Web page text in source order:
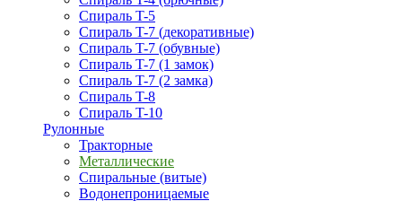
Спираль T-5
Спираль T-7 (декоративные)
Спираль T-7 (обувные)
Спираль T-7 (1 замок)
Спираль T-7 (2 замка)
Спираль T-8
Спираль T-10
Рулонные
Тракторные
Металлические
Спиральные (витые)
Водонепроницаемые